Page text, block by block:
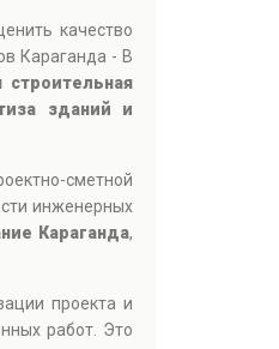
качество
Караганда - В
строительная
зданий и
сметной
инженерных
Караганда,
проекта и
работ. Это